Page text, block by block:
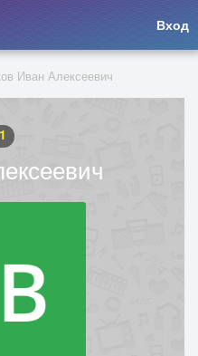
Вход
Иван Алексеевич